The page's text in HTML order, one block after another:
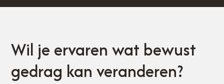
Wil je ervaren wat bewust
gedrag kan veranderen?